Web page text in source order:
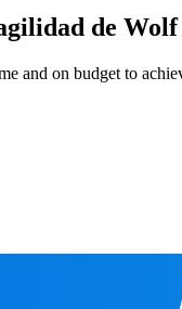
de
on budget to